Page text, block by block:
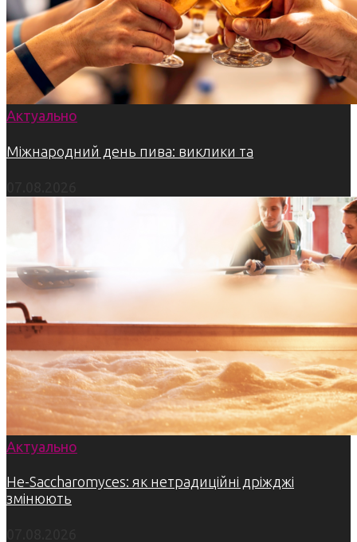
Актуально
Міжнародний день пива: виклики та
Актуально
Не-Saccharomyces: як нетрадиційні дріжджі
змінюють